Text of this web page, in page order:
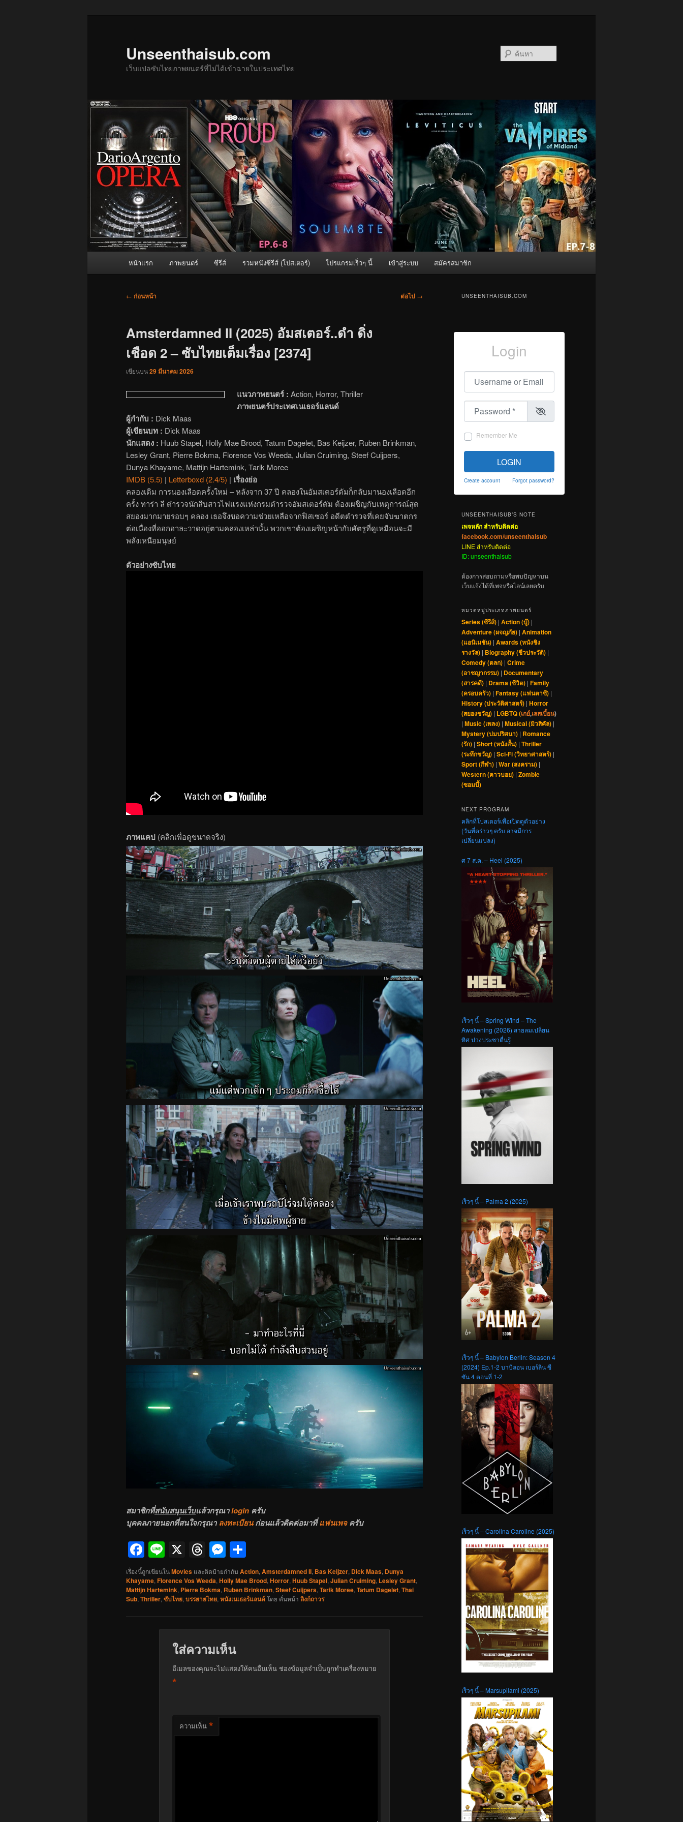
Unseenthaisub.com
เว็บแปลซับไทยภาพยนตร์ที่ไม่ได้เข้าฉายในประเทศไทย
หน้าแรก ภาพยนตร์ ซีรีส์ รวมหนังซีรีส์ (โปสเตอร์) โปรแกรมเร็วๆ นี้ เข้าสู่ระบบ สมัครสมาชิก
เมนู
← ก่อนหน้า ต่อไป →
Amsterdamned II (2025) อัมสเตอร์..ดำ ดิ่ง
เชือด 2 – ซับไทยเต็มเรื่อง [2374]
เขียนบน29 มีนาคม 2026
แนวภาพยนตร์ : Action, Horror, Thriller
ภาพยนตร์ประเทศเนเธอร์แลนด์
ผู้กำกับ : Dick Maas
ผู้เขียนบท : Dick Maas
นักแสดง : Huub Stapel, Holly Mae Brood, Tatum Dagelet, Bas Keijzer, Ruben Brinkman,
Lesley Grant, Pierre Bokma, Florence Vos Weeda, Julian Cruiming, Steef Cuijpers,
Dunya Khayame, Mattijn Hartemink, Tarik Moree
IMDB (5.5) | Letterboxd (2.4/5) | เรื่องย่อ
คลองเดิม การนองเลือดครั้งใหม่ – หลังจาก 37 ปี คลองในอัมสเตอร์ดัมก็กลับมานองเลือดอีก
ครั้ง ทาร่า ลี ตำรวจนักสืบสาวไฟแรงแห่งกรมตำรวจอัมสเตอร์ดัม ต้องเผชิญกับเหตุการณ์สุด
สยองมากมายรอบๆ คลอง เธอจึงขอความช่วยเหลือจากฟิสเซอร์ อดีตตำรวจที่เคยจับฆาตกร
ต่อเนื่องที่ออกอาละวาดอยู่ตามคลองเหล่านั้น พวกเขาต้องเผชิญหน้ากับศัตรูที่ดูเหมือนจะมี
พลังเหนือมนุษย์
ตัวอย่างซับไทย
ภาพแคป (คลิกเพื่อดูขนาดจริง)
สมาชิกที่สนับสนุนเว็บแล้วกรุณาlogin ครับ
บุคคลภายนอกที่สนใจกรุณา ลงทะเบียนก่อนแล้วติดต่อมาที่แฟนเพจครับ
Facebook
Line
X Threads
Messenger
เรื่องนี้ถูกเขียนในMovies และติดป้ายกำกับ Action, Amsterdamned II, Bas Keijzer, Dick Maas, Dunya
Khayame, Florence Vos Weeda, Holly Mae Brood, Horror, Huub Stapel, Julian Cruiming, Lesley Grant,
Mattijn Hartemink, Pierre Bokma, Ruben Brinkman, Steef Cuijpers, Tarik Moree, Tatum Dagelet, Thai
Sub, Thriller, ซับไทย, บรรยายไทย, หนังเนเธอร์แลนด์โดย คั่นหน้า ลิงก์ถาวร
ใส่ความเห็น
อีเมลของคุณจะไม่แสดงให้คนอื่นเห็น ช่องข้อมูลจำเป็นถูกทำเครื่องหมาย
*
ความเห็น *
UNSEENTHAISUB.COM
Login
Username or Email
Password
Remember Me
LOGIN
Create account Forgot password?
UNSEENTHAISUB’S NOTE
เพจหลัก สำหรับติดต่อ
facebook.com/unseenthaisub
LINE สำหรับติดต่อ
ID: unseenthaisub
ต้องการสอบถามหรือพบปัญหาบน
เว็บแจ้งได้ที่เพจหรือไลน์เลยครับ
หมวดหมู่ประเภทภาพยนตร์
Series (ซีรีส์) | Action (บู๊) |
Adventure (ผจญภัย) | Animation
(แอนิเมชัน) | Awards (หนังชิง
รางวัล) | Biography (ชีวประวัติ) |
Comedy (ตลก) | Crime
(อาชญากรรม) | Documentary
(สารคดี) | Drama (ชีวิต) | Family
(ครอบครัว) | Fantasy (แฟนตาซี) |
History (ประวัติศาสตร์) | Horror
(สยองขวัญ) | LGBTQ (เกย์,เลสเบี้ยน)
| Music (เพลง) | Musical (มิวสิคัล) |
Mystery (ปมปริศนา) | Romance
(รัก) | Short (หนังสั้น) | Thriller
(ระทึกขวัญ) | Sci-Fi (วิทยาศาสตร์) |
Sport (กีฬา) | War (สงคราม) |
Western (คาวบอย) | Zombie
(ซอมบี้)
NEXT PROGRAM
คลิกที่โปสเตอร์เพื่อเปิดดูตัวอย่าง
(วันที่คร่าวๆ ครับ อาจมีการ
เปลี่ยนแปลง)
ศ 7 ส.ค. – Heel (2025)
เร็วๆ นี้ – Spring Wind – The
Awakening (2026) สายลมเปลี่ยน
ทิศ ปวงประชาตื่นรู้
เร็วๆ นี้ – Palma 2 (2025)
เร็วๆ นี้ – Babylon Berlin: Season 4
(2024) Ep.1-2 บาบิลอน เบอร์ลิน ซี
ซัน 4 ตอนที่ 1-2
เร็วๆ นี้ – Carolina Caroline (2025)
เร็วๆ นี้ – Marsupilami (2025)